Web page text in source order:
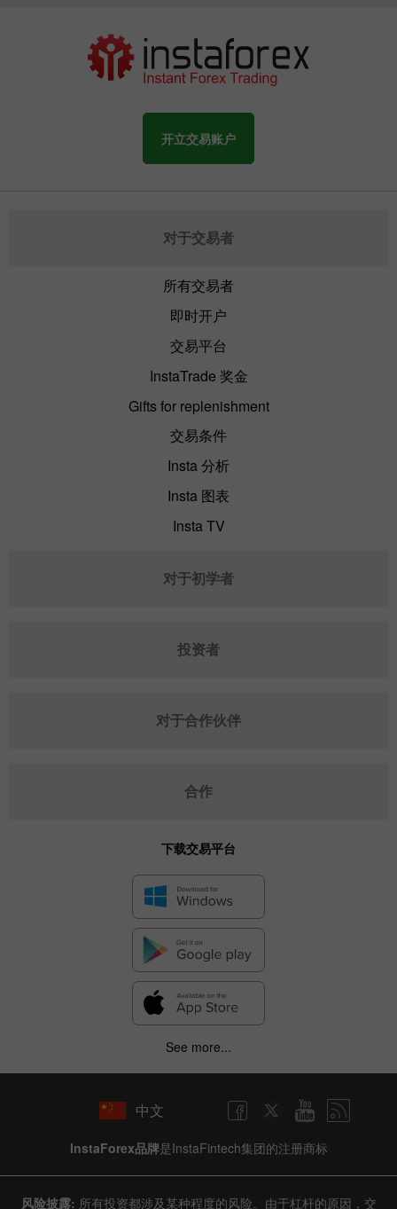
开立交易账户
对于交易者
所有交易者
即时开户
交易平台
InstaTrade 奖金
Gifts for replenishment
交易条件
Insta 分析
Insta 图表
Insta TV
对于初学者
投资者
对于合作伙伴
合作
下载交易平台
See more...
中文
InstaForex品牌是InstaFintech集团的注册商标
风险披露: 所有投资都涉及某种程度的风险。由于杠杆的原因，交